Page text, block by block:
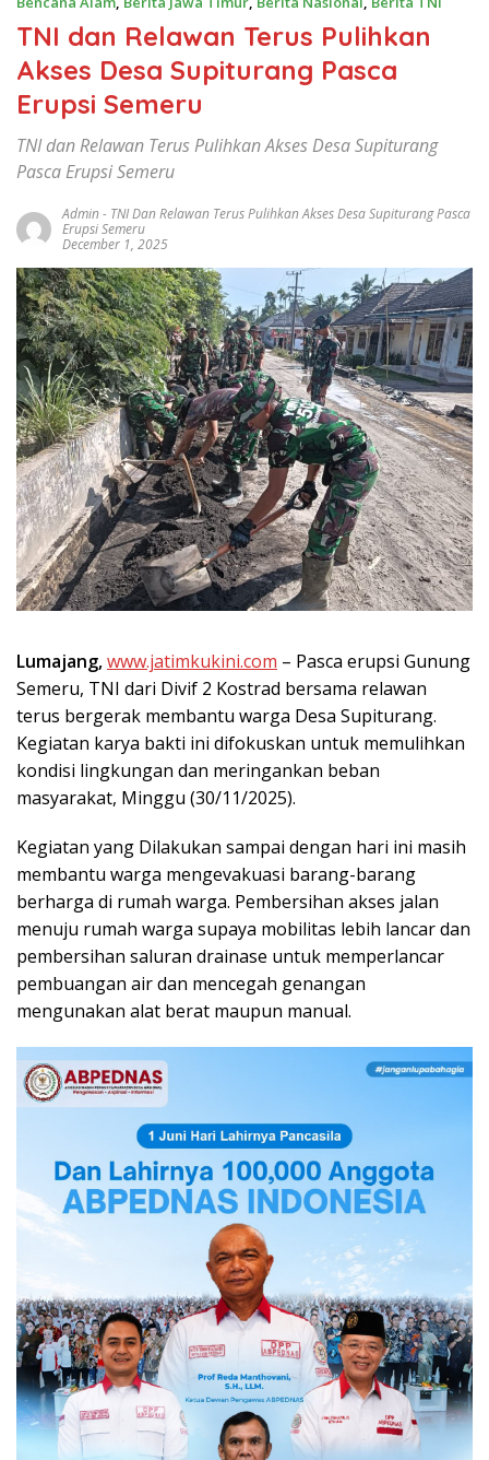
TNI dan Relawan Terus Pulihkan
Akses Desa Supiturang Pasca
Erupsi Semeru
TNI dan Relawan Terus Pulihkan Akses Desa Supiturang
Pasca Erupsi Semeru
Admin- TNI Dan Relawan Terus Pulihkan Akses Desa Supiturang Pasca
Erupsi Semeru
December 1, 2025
Lumajang,www.jatimkukini.com – Pasca erupsi Gunung
Semeru, TNI dari Divif 2 Kostrad bersama relawan
terus bergerak membantu warga Desa Supiturang.
Kegiatan karya bakti ini difokuskan untuk memulihkan
kondisi lingkungan dan meringankan beban
masyarakat, Minggu (30/11/2025).
Kegiatan yang Dilakukan sampai dengan hari ini masih
membantu warga mengevakuasi barang-barang
berharga di rumah warga. Pembersihan akses jalan
menuju rumah warga supaya mobilitas lebih lancar dan
pembersihan saluran drainase untuk memperlancar
pembuangan air dan mencegah genangan
mengunakan alat berat maupun manual.